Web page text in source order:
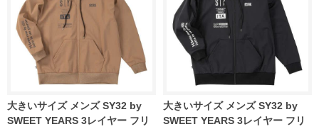
大きいサイズ メンズ SY32 by
SWEET YEARS 3レイヤー フリ
大きいサイズ メンズ SY32 by
SWEET YEARS 3レイヤー フリ